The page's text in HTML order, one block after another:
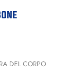
DEL CORPO